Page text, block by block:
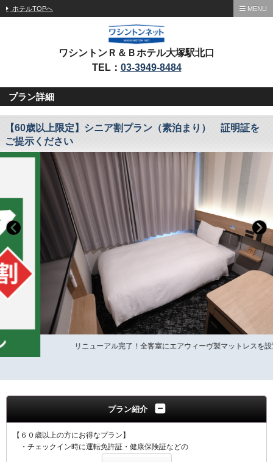
ホテルTOPへ MENU
ワシントンＲ＆Ｂホテル大塚駅北口
TEL： 03-3949-8484
プラン詳細
【60歳以上限定】シニア割プラン（素泊まり） 証明証を
ご提示ください
リニューアル完了！全客室にエアウィーヴ製マットレスを設置
プラン紹介
【６０歳以上の方にお得なプラン】
・チェックイン時に運転免許証・健康保険証などの